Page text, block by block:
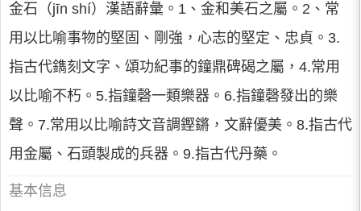
金石（jīn shí）漢語辭彙。1、金和美石之屬。2、常
用以比喻事物的堅固、剛強，心志的堅定、忠貞。3.
指古代鐫刻文字、頌功紀事的鐘鼎碑碣之屬，4.常用
以比喻不朽。5.指鐘磬一類樂器。6.指鐘磬發出的樂
聲。7.常用以比喻詩文音調鏗鏘，文辭優美。8.指古代
用金屬、石頭製成的兵器。9.指古代丹藥。
基本信息